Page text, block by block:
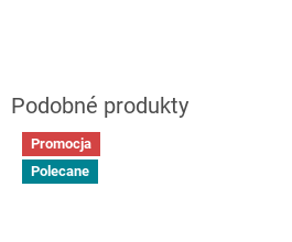
Promocja
Polecane